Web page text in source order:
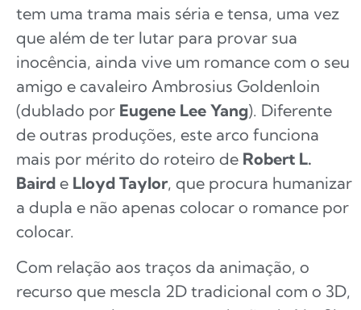
tem uma trama mais séria e tensa, uma vez
que além de ter lutar para provar sua
inocência, ainda vive um romance com o seu
amigo e cavaleiro Ambrosius Goldenloin
(dublado por Eugene Lee Yang). Diferente
de outras produções, este arco funciona
mais por mérito do roteiro de Robert L.
Baird e Lloyd Taylor, que procura humanizar
a dupla e não apenas colocar o romance por
colocar.
Com relação aos traços da animação, o
recurso que mescla 2D tradicional com o 3D,